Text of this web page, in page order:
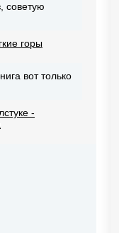
советую
горы
вот только
-